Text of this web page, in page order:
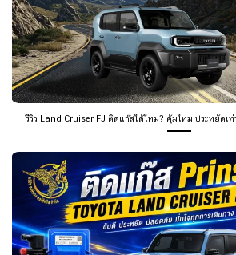
รีวิว Land Cruiser FJ ติดแก๊สได้ไหม? คุ้มไหม ประหยัดเ